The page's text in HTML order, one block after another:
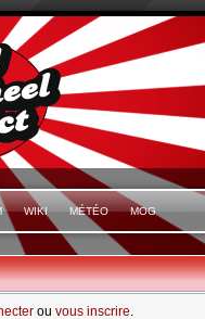
WIKI MÉTÉO MOG
ou vous inscrire